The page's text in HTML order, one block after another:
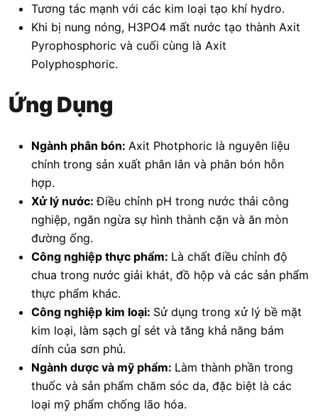
Tương tác mạnh với các kim loại tạo khí hydro.
Khi bị nung nóng, H3PO4 mất nước tạo thành Axit
Pyrophosphoric và cuối cùng là Axit
Polyphosphoric.
Ứng Dụng
Ngành phân bón: Axit Photphoric là nguyên liệu
chính trong sản xuất phân lân và phân bón hỗn
hợp.
Xử lý nước:Điều chỉnh pH trong nước thải công
nghiệp, ngăn ngừa sự hình thành cặn và ăn mòn
đường ống.
Công nghiệp thực phẩm: Là chất điều chỉnh độ
chua trong nước giải khát, đồ hộp và các sản phẩm
thực phẩm khác.
Công nghiệp kim loại: Sử dụng trong xử lý bề mặt
kim loại, làm sạch gỉ sét và tăng khả năng bám
dính của sơn phủ.
Ngành dược và mỹ phẩm: Làm thành phần trong
thuốc và sản phẩm chăm sóc da, đặc biệt là các
loại mỹ phẩm chống lão hóa.